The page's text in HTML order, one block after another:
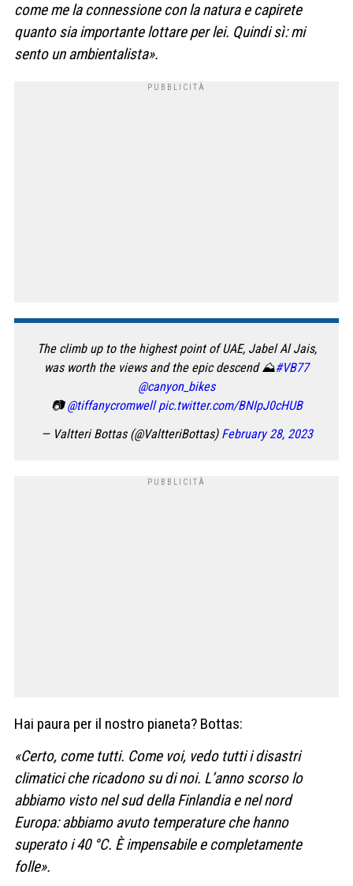
come me la connessione con la natura e capirete
quanto sia importante lottare per lei. Quindi sì: mi
sento un ambientalista».
The climb up to the highest point of UAE, Jabel Al Jais,
was worth the views and the epic descend ⛰#VB77
@canyon_bikes
📷@tiffanycromwell pic.twitter.com/BNIpJ0cHUB
— Valtteri Bottas (@ValtteriBottas) February 28, 2023
Hai paura per il nostro pianeta? Bottas:
«Certo, come tutti. Come voi, vedo tutti i disastri
climatici che ricadono su di noi. L’anno scorso lo
abbiamo visto nel sud della Finlandia e nel nord
Europa: abbiamo avuto temperature che hanno
superato i 40 °C. È impensabile e completamente
folle».